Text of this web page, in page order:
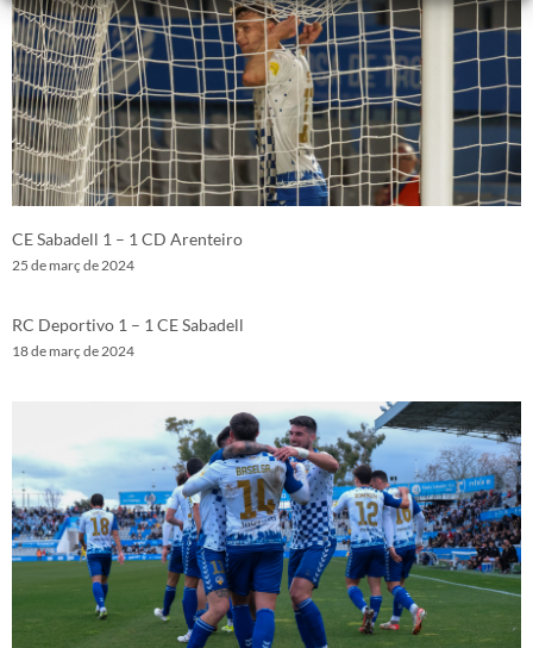
CE Sabadell 1 – 1 CD Arenteiro
25 de març de 2024
RC Deportivo 1 – 1 CE Sabadell
18 de març de 2024